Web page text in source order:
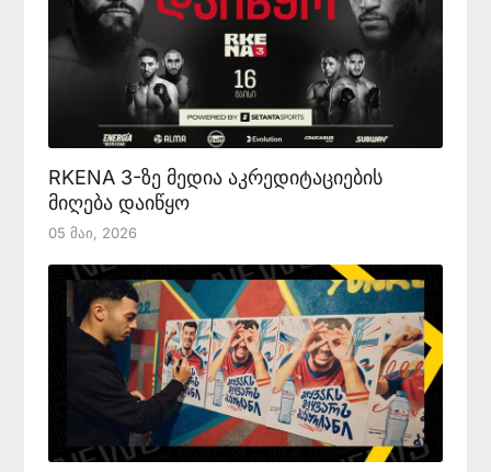
RKENA 3-ზე მედია აკრედიტაციების
მიღება დაიწყო
05 Მაი, 2026